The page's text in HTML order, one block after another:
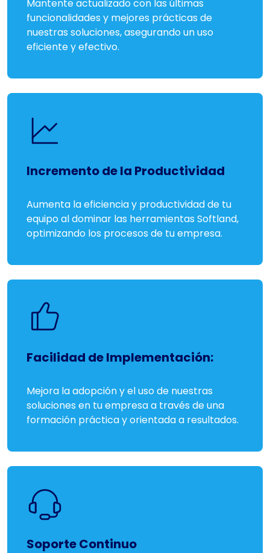
Mantente actualizado con las últimas
funcionalidades y mejores prácticas de
nuestras soluciones, asegurando un uso
eficiente y efectivo.
Incremento de la Productividad
Aumenta la eficiencia y productividad de tu
equipo al dominar las herramientas Softland,
optimizando los procesos de tu empresa.
Facilidad de Implementación:
Mejora la adopción y el uso de nuestras
soluciones en tu empresa a través de una
formación práctica y orientada a resultados.
Soporte Continuo